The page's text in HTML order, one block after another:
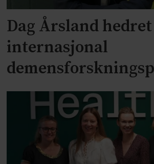
Dag Årsland
internasjonal